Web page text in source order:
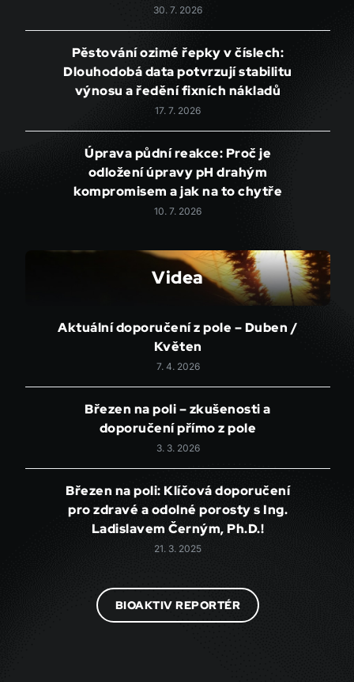
30. 7. 2026
Pěstování ozimé řepky v číslech:
Dlouhodobá data potvrzují stabilitu
výnosu a ředění fixních nákladů
17. 7. 2026
Úprava půdní reakce: Proč je
odložení úpravy pH drahým
kompromisem a jak na to chytře
10. 7. 2026
Videa
Aktuální doporučení z pole – Duben /
Květen
7. 4. 2026
Březen na poli – zkušenosti a
doporučení přímo z pole
3. 3. 2026
Březen na poli: Klíčová doporučení
pro zdravé a odolné porosty s Ing.
Ladislavem Černým, Ph.D.!
21. 3. 2025
BIOAKTIV REPORTÉR